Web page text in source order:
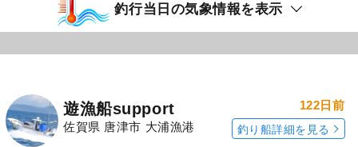
釣行当日の気象情報を表示
遊漁船support
佐賀県 唐津市 大浦漁港
122日前
釣り船詳細を見る